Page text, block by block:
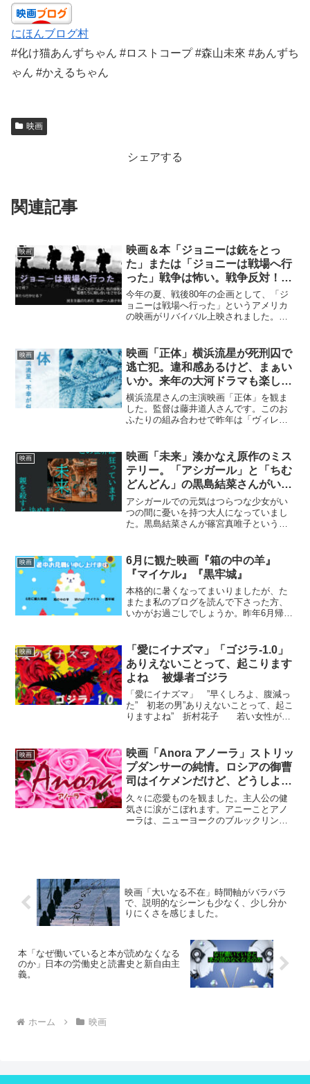
にほんブログ村
#化け猫あんずちゃん #ロストコープ #森山未來 #あんずち
ゃん #かえるちゃん
映画
シェアする
関連記事
映画
映画＆本「ジョニーは銃をとっ
た」または「ジョニーは戦場へ行
った」戦争は怖い。戦争反対！絶
対イヤー！
今年の夏、戦後80年の企画として、「ジ
ョニーは戦場へ行った」というアメリカ
の映画がリバイバル上映されました。
本・監督し映画化したものです。日本で
小説が出版された...
映画
映画「正体」横浜流星が死刑囚で
逃亡犯。違和感あるけど、まぁい
いか。来年の大河ドラマも楽しみ
です！
横浜流星さんの主演映画「正体」を観ま
した。監督は藤井道人さんです。このお
ふたりの組み合わせで昨年は「ヴィレッ
でした。2019年公開の「新聞記者」は日
本アカデミー大賞で最...
映画
映画「未来」湊かなえ原作のミス
テリー。「アシガール」と「ちむ
どんどん」の黒島結菜さんがいつ
の間にか大人になっていた！
アシガールでの元気はつらつな少女がい
つの間に憂いを持つ大人になっていまし
た。黒島結菜さんが篠宮真唯子という役
夢を叶えます。真唯子の教え子の小学4年
生の章子は、父親を...
映画
6月に観た映画『箱の中の羊』
『マイケル』『黒牢城』
本格的に暑くなってまいりましたが、た
またま私のブログを読んで下さった方、
いかがお過ごしでしょうか。昨年6月帰宅
気飲みしたことがあります。それから外
出の際は、飲み物を必ず...
映画
「愛にイナズマ」「ゴジラ-1.0」
ありえないことって、起こります
よね 被爆者ゴジラ
「愛にイナズマ」 ”早くしろよ、腹減っ
た” 初老の男”ありえないことって、起こ
りますよね” 折村花子 若い女性が映
で、なおかつ人を勇気づける映画でもあ
りました。主演は...
映画
映画「Anora アノーラ」ストリッ
プダンサーの純情。ロシアの御曹
司はイケメンだけど、どうしよう
もないヤツ。頑張れ、アニー！
久々に恋愛ものを観ました。主人公の健
気さに涙がこぼれます。アニーことアノ
ーラは、ニューヨークのブルックリンで
映画「大いなる不在」時間軸がバラバラ
で、説明的なシーンも少なく、少し分か
りにくさを感じました。
本「なぜ働いていると本が読めなくなる
のか」日本の労働史と読書史と新自由主
義。
ホーム 映画